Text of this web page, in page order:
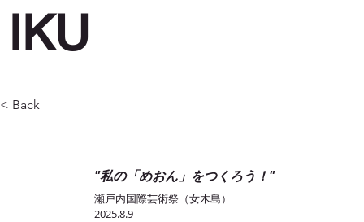
IKU
< Back
"私の「めおん」をつくろう！"
瀬戸内国際芸術祭（女木島）
2025.8.9